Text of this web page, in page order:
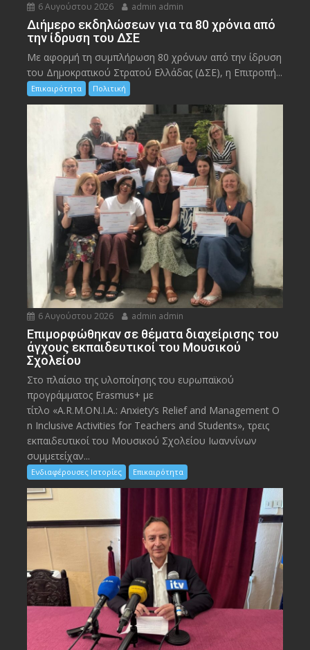
6 Αυγούστου 2026 admin admin
Διήμερο εκδηλώσεων για τα 80 χρόνια από
την ίδρυση του ΔΣΕ
Με αφορμή τη συμπλήρωση 80 χρόνων από την ίδρυση
του Δημοκρατικού Στρατού Ελλάδας (ΔΣΕ), η Επιτροπή...
Επικαιρότητα Πολιτική
6 Αυγούστου 2026 admin admin
Eπιμορφώθηκαν σε θέματα διαχείρισης του
άγχους εκπαιδευτικοί του Μουσικού
Σχολείου
Στο πλαίσιο της υλοποίησης του ευρωπαϊκού
προγράμματος Erasmus+ με
τίτλο «A.R.M.ON.I.A.: Anxiety’s Relief and Management O
n Inclusive Activities for Teachers and Students», τρεις
εκπαιδευτικοί του Μουσικού Σχολείου Ιωαννίνων
συμμετείχαν...
Ενδιαφέρουσες Ιστορίες Επικαιρότητα